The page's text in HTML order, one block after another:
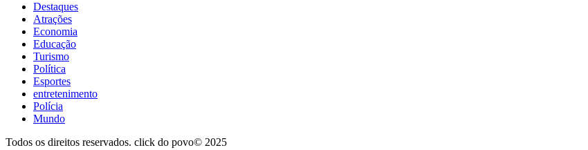
Destaques
Atrações
Economia
Educação
Turismo
Política
Esportes
entretenimento
Polícia
Mundo
Todos os direitos reservados. click do povo© 2025